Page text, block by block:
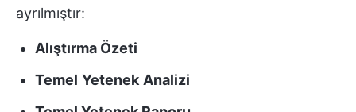
ayrılmıştır:
Alıştırma Özeti
Temel Yetenek Analizi